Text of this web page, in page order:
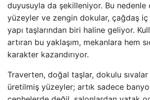
duyusuyla da şekilleniyor. Bu nedenle
yüzeyler ve zengin dokular, çağdaş
yapı taşlarından biri haline geliyor.
artıran bu yaklaşım, mekanlara hem
karakter kazandırıyor.
Traverten, doğal taşlar, dokulu
üretilmiş yüzeyler; artık sadece